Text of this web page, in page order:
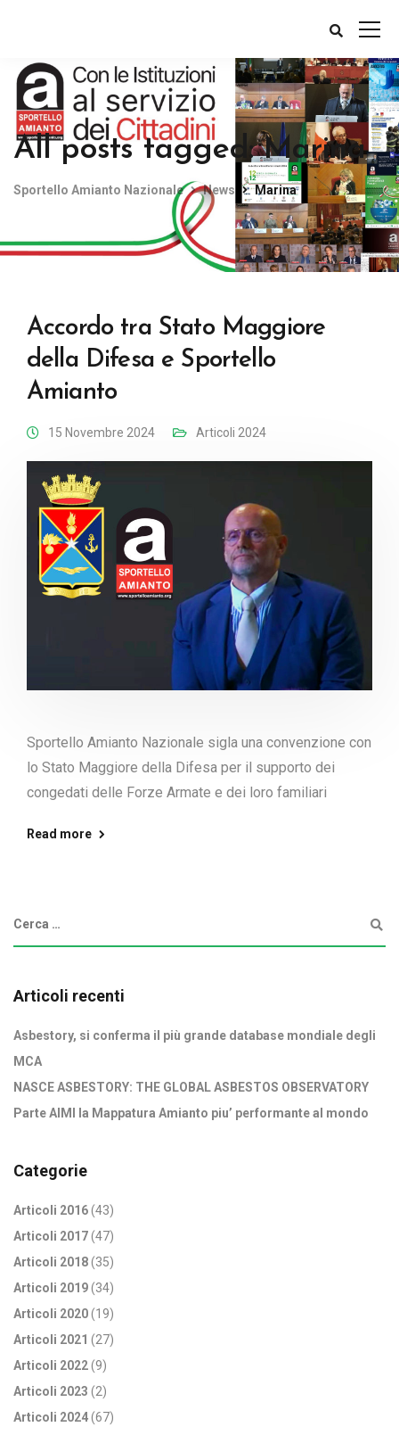
All posts tagged: Marina
Sportello Amianto Nazionale News Marina
Accordo tra Stato Maggiore
della Difesa e Sportello
Amianto
15 Novembre 2024 Articoli 2024
Sportello Amianto Nazionale sigla una convenzione con
lo Stato Maggiore della Difesa per il supporto dei
congedati delle Forze Armate e dei loro familiari
Read more
Articoli recenti
Asbestory, si conferma il più grande database mondiale degli
MCA
NASCE ASBESTORY: THE GLOBAL ASBESTOS OBSERVATORY
Parte AIMI la Mappatura Amianto piu’ performante al mondo
Categorie
Articoli 2016(43)
Articoli 2017(47)
Articoli 2018(35)
Articoli 2019(34)
Articoli 2020(19)
Articoli 2021 (27)
Articoli 2022(9)
Articoli 2023 (2)
Articoli 2024(67)